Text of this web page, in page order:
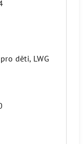
děti, LWG